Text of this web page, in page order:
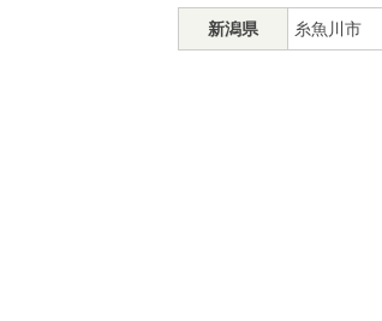
新潟県 糸魚川市